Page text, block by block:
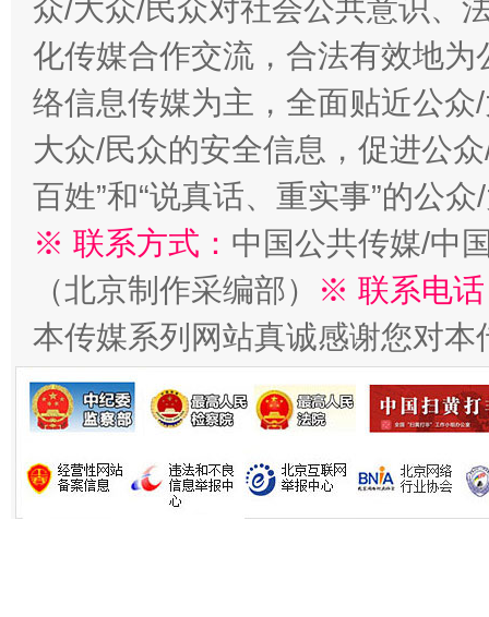
在谋一域中谋全局
今
习近平的博鳌关键词
魏明亮
众/大众/民众对社会公共意识、
化传媒合作交流，合法有效地
络信息传媒为主，全面贴近公
大众/民众的安全信息，促进公
百姓”和“说真话、重实事”的公
※ 联系方式： 中国公共传媒/中
（北京制作采编部）
※ 联系电
本传媒系列网站真诚感谢您对